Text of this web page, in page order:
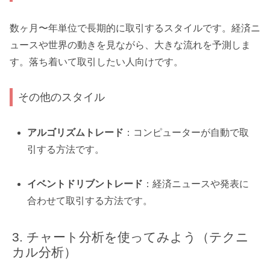
数ヶ月〜年単位で長期的に取引するスタイルです。経済ニ
ュースや世界の動きを見ながら、大きな流れを予測しま
す。落ち着いて取引したい人向けです。
その他のスタイル
アルゴリズムトレード ：コンピューターが自動で取
引する方法です。
イベントドリブントレード ：経済ニュースや発表に
合わせて取引する方法です。
チャート分析を使ってみよう（テクニ
カル分析）